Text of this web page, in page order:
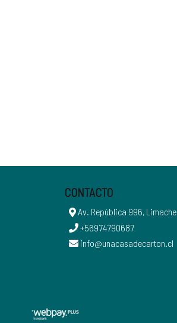
CONTACTO
Av. República 996, Limache
+56974790687
info@unacasadecarton.cl